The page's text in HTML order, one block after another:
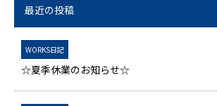
最近の投稿
WORKS日記
☆夏季休業のお知らせ☆